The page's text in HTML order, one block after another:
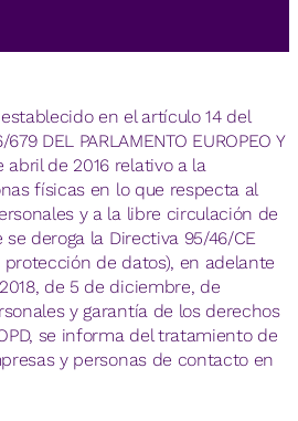
en el artículo 14 del
DEL PARLAMENTO EUROPEO Y
abril de 2016 relativo a la
físicas en lo que respecta al
y a la libre circulación de
deroga la Directiva 95/46/CE
protección de datos), en adelante
de 5 de diciembre, de
y garantía de los derechos
se informa del tratamiento de
y personas de contacto en